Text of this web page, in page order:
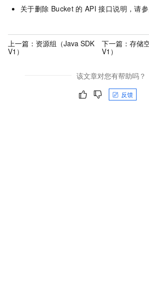
关于删除 Bucket 的 API 接口说明，请
上一篇： 资源组（Java SDK
V1）
下一篇：存储
V1）
该文章对您有帮助吗？
反馈